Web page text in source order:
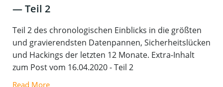
— Teil 2
Teil 2 des chronologischen Einblicks in die größten
und gravierendsten Datenpannen, Sicherheitslücken
und Hackings der letzten 12 Monate. Extra-Inhalt
zum Post vom 16.04.2020 - Teil 2
Read More